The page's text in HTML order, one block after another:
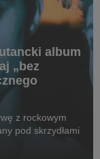
album
„bez
z rockowym
pod skrzydłami